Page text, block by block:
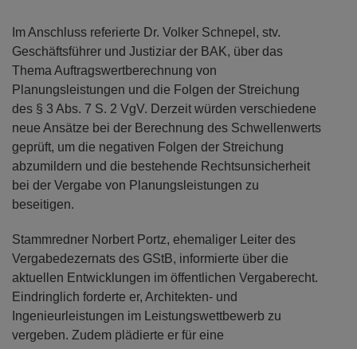
Im Anschluss referierte Dr. Volker Schnepel, stv.
Geschäftsführer und Justiziar der BAK, über das
Thema Auftragswertberechnung von
Planungsleistungen und die Folgen der Streichung
des § 3 Abs. 7 S. 2 VgV. Derzeit würden verschiedene
neue Ansätze bei der Berechnung des Schwellenwerts
geprüft, um die negativen Folgen der Streichung
abzumildern und die bestehende Rechtsunsicherheit
bei der Vergabe von Planungsleistungen zu
beseitigen.
Stammredner Norbert Portz, ehemaliger Leiter des
Vergabedezernats des GStB, informierte über die
aktuellen Entwicklungen im öffentlichen Vergaberecht.
Eindringlich forderte er, Architekten- und
Ingenieurleistungen im Leistungswettbewerb zu
vergeben. Zudem plädierte er für eine